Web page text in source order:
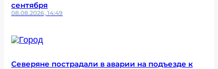
сентября
08.08.2026, 14:49
Северяне пострадали в аварии на подъезде к